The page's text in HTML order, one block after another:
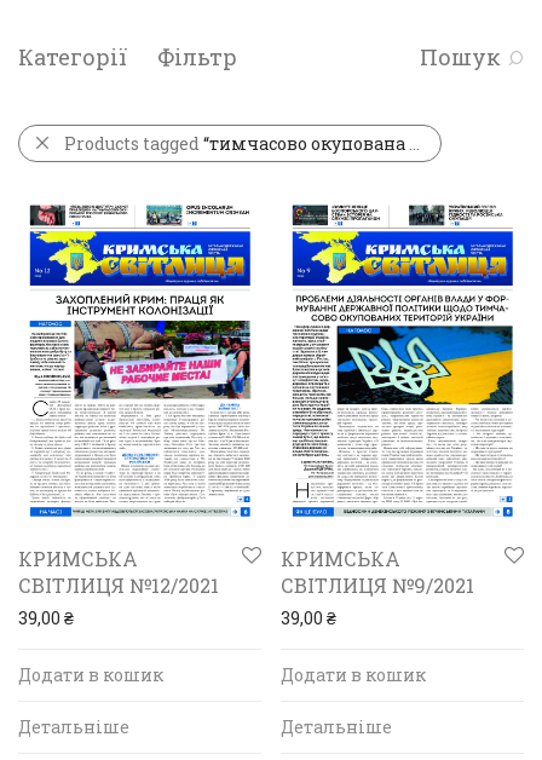
Категорії Фільтр Пошук
Products tagged“тимчасово окупована територія”
КРИМСЬКА
СВІТЛИЦЯ №12/2021
39,00 ₴
Додати в кошик
Детальніше
КРИМСЬКА
СВІТЛИЦЯ №9/2021
39,00 ₴
Додати в кошик
Детальніше